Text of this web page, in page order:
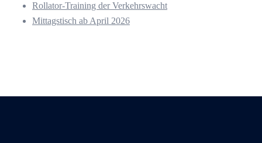
Rollator-Training der Verkehrswacht
Mittagstisch ab April 2026